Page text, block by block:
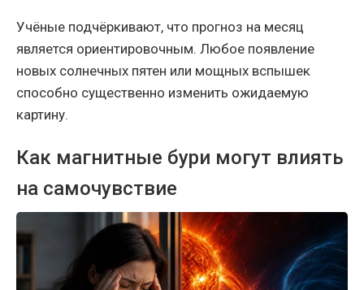
Учёные подчёркивают, что прогноз на месяц
является ориентировочным. Любое появление
новых солнечных пятен или мощных вспышек
способно существенно изменить ожидаемую
картину.
Как магнитные бури могут влиять
на самочувствие